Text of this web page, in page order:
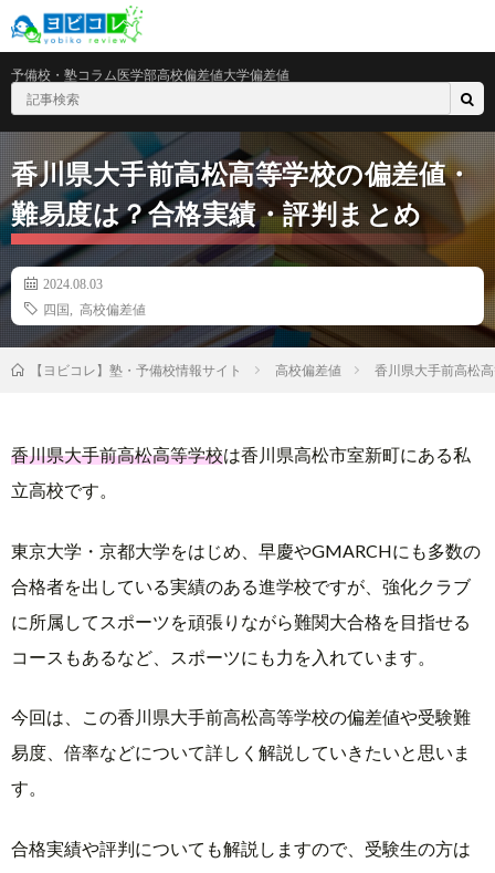
予備校・塾コラム医学部高校偏差値大学偏差値
香川県大手前高松高等学校の偏差値・
難易度は？合格実績・評判まとめ
2024.08.03
四国
高校偏差値
【ヨビコレ】塾・予備校情報サイト 高校偏差値 香川県大手前高松
香川県大手前高松高等学校は香川県高松市室新町にある私
立高校です。
東京大学・京都大学をはじめ、早慶やGMARCHにも多数の
合格者を出している実績のある進学校ですが、強化クラブ
に所属してスポーツを頑張りながら難関大合格を目指せる
コースもあるなど、スポーツにも力を入れています。
今回は、この香川県大手前高松高等学校の偏差値や受験難
易度、倍率などについて詳しく解説していきたいと思いま
す。
合格実績や評判についても解説しますので、受験生の方は